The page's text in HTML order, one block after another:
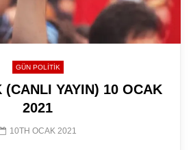
GÜN POLITIK
(CANLI YAYIN) 10 OCAK
2021
10TH OCAK 2021